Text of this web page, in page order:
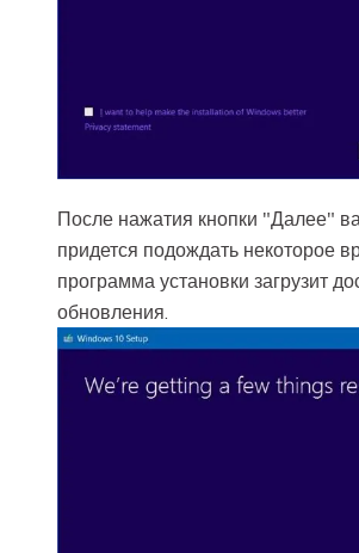
После нажатия кнопки "Далее"
придется подождать некоторое
программа установки загрузит
обновления.